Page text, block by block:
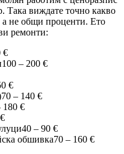
Така виждате точно какво
а не общи проценти. Ето
ремонти:
€
100 – 200 €
€
70 – 140 €
180 €
40 – 90 €
обшивка70 – 160 €